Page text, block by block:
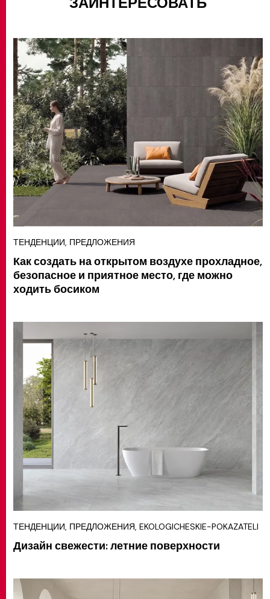
ТЕНДЕНЦИИ, ПРЕДЛОЖЕНИЯ
Как создать на открытом воздухе прохладное,
безопасное и приятное место, где можно
ходить босиком
ТЕНДЕНЦИИ, ПРЕДЛОЖЕНИЯ, EKOLOGICHESKIE-POKAZATELI
Дизайн свежести: летние поверхности